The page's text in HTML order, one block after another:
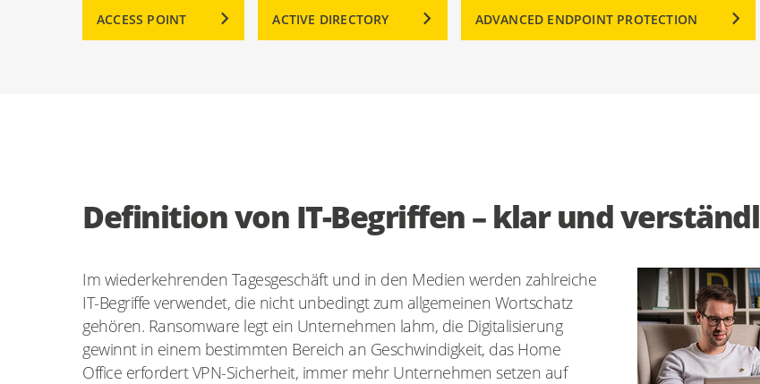
ACCESS POINT ACTIVE DIRECTORY ADVANCED ENDPOINT PROTECTION
Definition von IT-Begriffen – klar und
Im wiederkehrenden Tagesgeschäft und in den Medien werden zahlreiche
IT-Begriffe verwendet, die nicht unbedingt zum allgemeinen Wortschatz
gehören. Ransomware legt ein Unternehmen lahm, die Digitalisierung
gewinnt in einem bestimmten Bereich an Geschwindigkeit, das Home
Office erfordert VPN-Sicherheit, immer mehr Unternehmen setzen auf